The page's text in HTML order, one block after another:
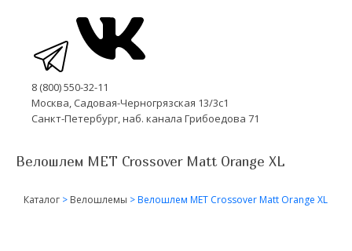
8 (800) 550-32-11
Москва, Садовая-Черногрязская 13/3с1
Санкт-Петербург, наб. канала Грибоедова 71
Велошлем MET Crossover Matt Orange XL
Каталог > Велошлемы >Велошлем MET Crossover Matt Orange XL